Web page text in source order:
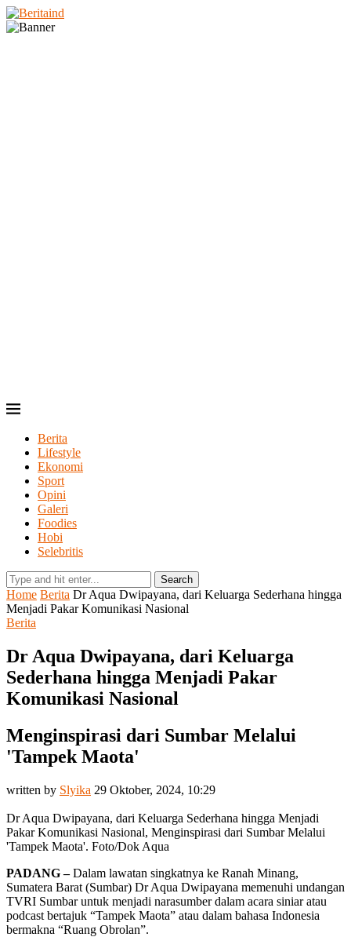
Berita
Lifestyle
Ekonomi
Sport
Opini
Galeri
Foodies
Hobi
Selebritis
Search
Home Berita Dr Aqua Dwipayana, dari Keluarga Sederhana hingga
Menjadi Pakar Komunikasi Nasional
Berita
Dr Aqua Dwipayana, dari Keluarga
Sederhana hingga Menjadi Pakar
Komunikasi Nasional
Menginspirasi dari Sumbar Melalui
'Tampek Maota'
written by Slyika 29 Oktober, 2024, 10:29
Dr Aqua Dwipayana, dari Keluarga Sederhana hingga Menjadi
Pakar Komunikasi Nasional, Menginspirasi dari Sumbar Melalui
'Tampek Maota'. Foto/Dok Aqua
PADANG –Dalam lawatan singkatnya ke Ranah Minang,
Sumatera Barat (Sumbar) Dr Aqua Dwipayana memenuhi undangan
TVRI Sumbar untuk menjadi narasumber dalam acara siniar atau
podcast bertajuk “Tampek Maota” atau dalam bahasa Indonesia
bermakna “Ruang Obrolan”.